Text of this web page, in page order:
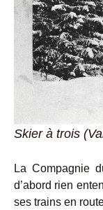
Skier à trois
La Compagnie
d’abord rien
ses trains en